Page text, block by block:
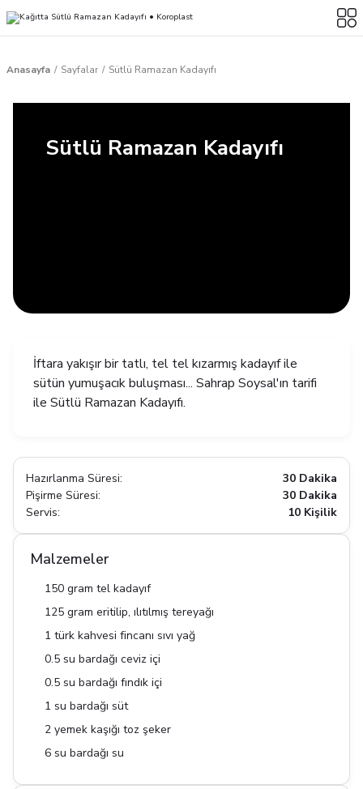
Anasayfa Sayfalar Sütlü Ramazan Kadayıfı
Sütlü Ramazan Kadayıfı
İftara yakışır bir tatlı, tel tel kızarmış kadayıf ile
sütün yumuşacık buluşması... Sahrap Soysal'ın tarifi
ile Sütlü Ramazan Kadayıfı.
Hazırlanma Süresi:
30 Dakika
Pişirme Süresi:
30 Dakika
Servis:
10 Kişilik
Malzemeler
150 gram tel kadayıf
125 gram eritilip, ılıtılmış tereyağı
1 türk kahvesi fincanı sıvı yağ
0.5 su bardağı ceviz içi
0.5 su bardağı fındık içi
1 su bardağı süt
2 yemek kaşığı toz şeker
6 su bardağı su